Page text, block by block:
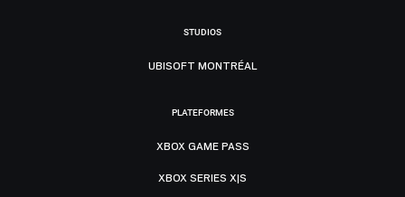
STUDIOS
UBISOFT MONTRÉAL
PLATEFORMES
XBOX GAME PASS
XBOX SERIES X|S